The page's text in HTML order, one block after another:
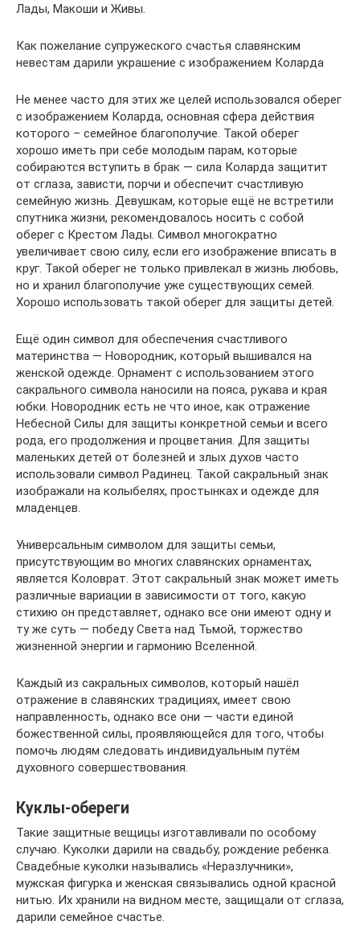
Лады, Макоши и Живы.
Как пожелание супружеского счастья славянским
невестам дарили украшение с изображением Коларда
Не менее часто для этих же целей использовался оберег
с изображением Коларда, основная сфера действия
которого – семейное благополучие. Такой оберег
хорошо иметь при себе молодым парам, которые
собираются вступить в брак — сила Коларда защитит
от сглаза, зависти, порчи и обеспечит счастливую
семейную жизнь. Девушкам, которые ещё не встретили
спутника жизни, рекомендовалось носить с собой
оберег с Крестом Лады. Символ многократно
увеличивает свою силу, если его изображение вписать в
круг. Такой оберег не только привлекал в жизнь любовь,
но и хранил благополучие уже существующих семей.
Хорошо использовать такой оберег для защиты детей.
Ещё один символ для обеспечения счастливого
материнства — Новородник, который вышивался на
женской одежде. Орнамент с использованием этого
сакрального символа наносили на пояса, рукава и края
юбки. Новородник есть не что иное, как отражение
Небесной Силы для защиты конкретной семьи и всего
рода, его продолжения и процветания. Для защиты
маленьких детей от болезней и злых духов часто
использовали символ Радинец. Такой сакральный знак
изображали на колыбелях, простынках и одежде для
младенцев.
Универсальным символом для защиты семьи,
присутствующим во многих славянских орнаментах,
является Коловрат. Этот сакральный знак может иметь
различные вариации в зависимости от того, какую
стихию он представляет, однако все они имеют одну и
ту же суть — победу Света над Тьмой, торжество
жизненной энергии и гармонию Вселенной.
Каждый из сакральных символов, который нашёл
отражение в славянских традициях, имеет свою
направленность, однако все они — части единой
божественной силы, проявляющейся для того, чтобы
помочь людям следовать индивидуальным путём
духовного совершествования.
Куклы-обереги
Такие защитные вещицы изготавливали по особому
случаю. Куколки дарили на свадьбу, рождение ребенка.
Свадебные куколки назывались «Неразлучники»,
мужская фигурка и женская связывались одной красной
нитью. Их хранили на видном месте, защищали от сглаза,
дарили семейное счастье.